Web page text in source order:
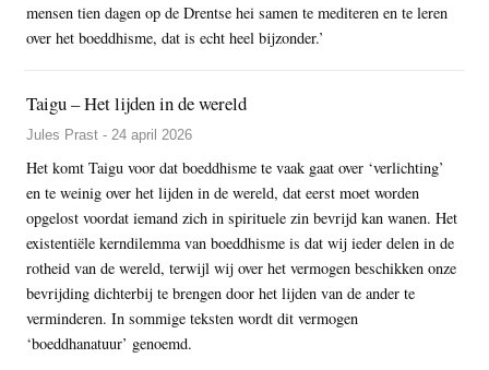
mensen tien dagen op de Drentse hei samen te mediteren en te leren
over het boeddhisme, dat is echt heel bijzonder.’
Taigu – Het lijden in de wereld
Jules Prast - 24 april 2026
Het komt Taigu voor dat boeddhisme te vaak gaat over ‘verlichting’
en te weinig over het lijden in de wereld, dat eerst moet worden
opgelost voordat iemand zich in spirituele zin bevrijd kan wanen. Het
existentiële kerndilemma van boeddhisme is dat wij ieder delen in de
rotheid van de wereld, terwijl wij over het vermogen beschikken onze
bevrijding dichterbij te brengen door het lijden van de ander te
verminderen. In sommige teksten wordt dit vermogen
‘boeddhanatuur’ genoemd.